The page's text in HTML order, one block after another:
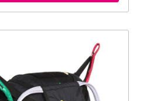
jeweiligen
ab. Der G-chute ist
die ein Gurtzeug aus der
sowie ein
fliegen. Die Farben
von dem hier
ab